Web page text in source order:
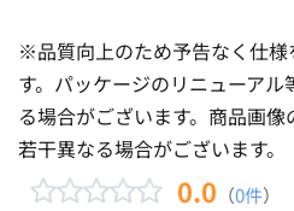
※品質向上のため予告なく仕
す。パッケージのリニューア
る場合がございます。商品画像
若干異なる場合がございます。
0.0 （0件）